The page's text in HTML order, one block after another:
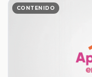
CONTENIDO